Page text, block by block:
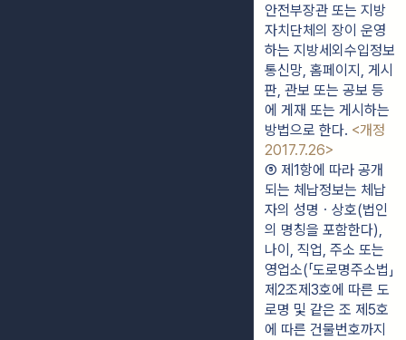
안전부장관 또는 지방
자치단체의 장이 운영
하는 지방세외수입정보
통신망, 홈페이지, 게시
판, 관보 또는 공보 등
에 게재 또는 게시하는
방법으로 한다. <개정
2017.7.26>
⑤ 제1항에 따라 공개
되는 체납정보는 체납
자의 성명ㆍ상호(법인
의 명칭을 포함한다),
나이, 직업, 주소 또는
영업소(「도로명주소법」
제2조제3호에 따른 도
로명 및 같은 조 제5호
에 따른 건물번호까지